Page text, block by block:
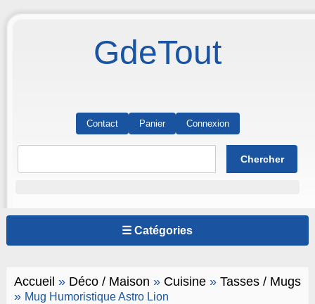
GdeTout
Contact Panier Connexion
☰ Catégories
Accueil » Déco / Maison » Cuisine» Tasses / Mugs
» Mug Humoristique Astro Lion